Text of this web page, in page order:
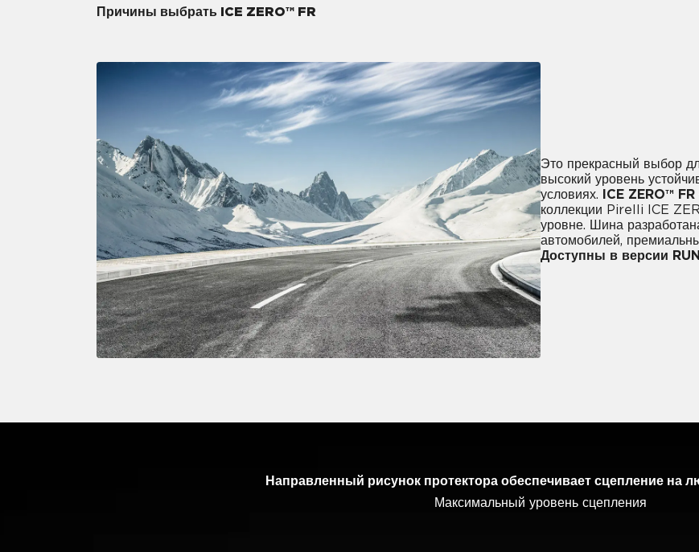
Причины выбрать ICE ZERO™ FR
Это прекрасный выбор
высокий уровень
условиях.
ICE ZERO™ FR
коллекции Pirelli ICE
уровне. Шина
автомобилей,
Доступны в версии
Направленный рисунок протектора обеспечивает сцепление на
Максимальный уровень сцепления
Улучшенное сцепление на льду
Отличное сцепление на снегу
Увеличенное пятно контакта и равномерное распределение давления в шине